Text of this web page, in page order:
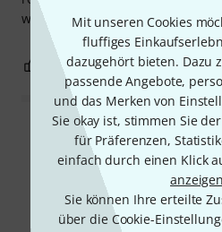
Mit unseren Cookies
fluffiges
dazugehört bieten. Dazu
passende Angebote,
und das Merken von
Sie okay ist, stimmen Sie
für Präferenzen,
einfach durch einen Klick
Sie können Ihre erteilte
über die Cookie-
was will man mehr
0 BEWERTUNG
Alle
Alternativen